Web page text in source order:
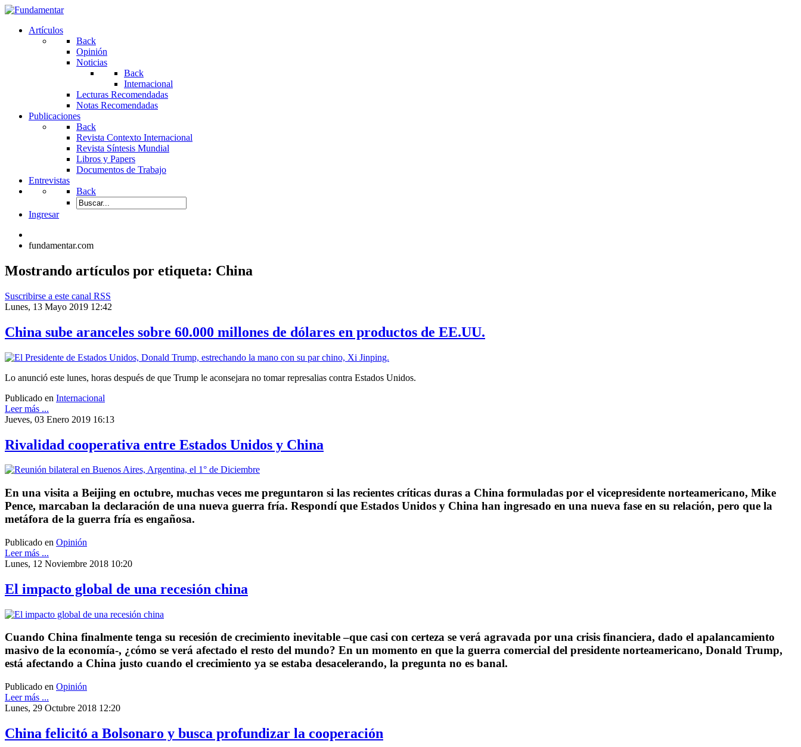
Artículos
Back
Opinión
Noticias
Back
Internacional
Lecturas Recomendadas
Notas Recomendadas
Publicaciones
Back
Revista Contexto Internacional
Revista Síntesis Mundial
Libros y Papers
Documentos de Trabajo
Entrevistas
Back
Ingresar
fundamentar.com
Mostrando artículos por etiqueta: China
Suscribirse a este canal RSS
Lunes, 13 Mayo 2019 12:42
China sube aranceles sobre 60.000 millones de dólares en productos de EE.UU.
Lo anunció este lunes, horas después de que Trump le aconsejara no tomar represalias contra Estados Unidos.
Publicado en Internacional
Leer más ...
Jueves, 03 Enero 2019 16:13
Rivalidad cooperativa entre Estados Unidos y China
En una visita a Beijing en octubre, muchas veces me preguntaron si las recientes críticas duras a China formuladas por el vicepresidente norteamericano, Mike
Pence, marcaban la declaración de una nueva guerra fría. Respondí que Estados Unidos y China han ingresado en una nueva fase en su relación, pero que la
metáfora de la guerra fría es engañosa.
Publicado en Opinión
Leer más ...
Lunes, 12 Noviembre 2018 10:20
El impacto global de una recesión china
Cuando China finalmente tenga su recesión de crecimiento inevitable –que casi con certeza se verá agravada por una crisis financiera, dado el apalancamiento
masivo de la economía-, ¿cómo se verá afectado el resto del mundo? En un momento en que la guerra comercial del presidente norteamericano, Donald Trump,
está afectando a China justo cuando el crecimiento ya se estaba desacelerando, la pregunta no es banal.
Publicado en Opinión
Leer más ...
Lunes, 29 Octubre 2018 12:20
China felicitó a Bolsonaro y busca profundizar la cooperación